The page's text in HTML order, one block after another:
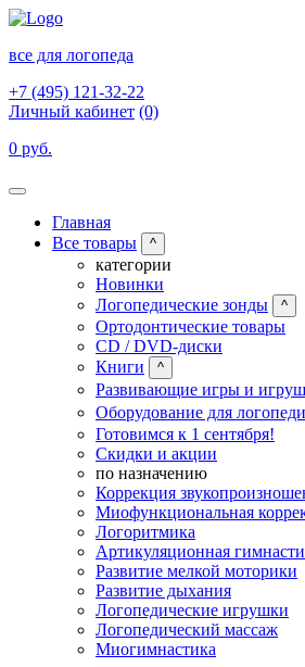
все для логопеда
+7 (495) 121-32-22
Личный кабинет (0)
0 руб.
Главная
Все товары
^
категории
Новинки
Логопедические зонды
^
Ортодонтические товары
CD / DVD-диски
Книги
^
Развивающие игры и
Оборудование для
Готовимся к 1 сентября!
Скидки и акции
по назначению
Коррекция
Миофункциональная
Логоритмика
Артикуляционная
Развитие мелкой моторики
Развитие дыхания
Логопедические игрушки
Логопедический массаж
Миогимнастика